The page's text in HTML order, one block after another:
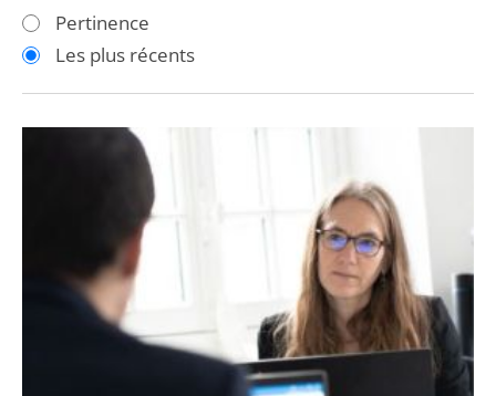
les
filtres
les
filtres
Pertinence
Les plus récents
stationnement
payant